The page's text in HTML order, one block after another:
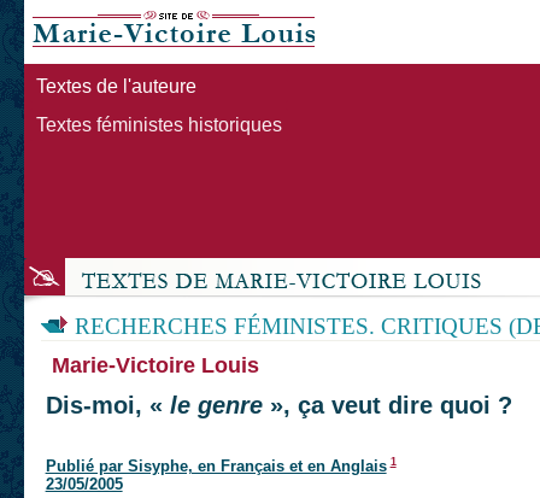
Textes de l'auteure
Textes féministes historiques
RECHERCHES FÉMINISTES. CRITIQUES
Marie-Victoire Louis
Dis-moi, « le genre», ça veut dire quoi ?
Publié par Sisyphe, en Français et en Anglais 1
23/05/2005